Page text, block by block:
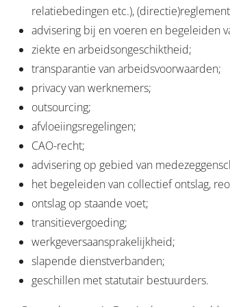
relatiebedingen etc.),
advisering bij en voeren en begeleiden
ziekte en arbeidsongeschiktheid;
transparantie van arbeidsvoorwaarden;
privacy van werknemers;
outsourcing;
afvloeiingsregelingen;
CAO-recht;
advisering op gebied van
het begeleiden van collectief ontslag,
ontslag op staande voet;
transitievergoeding;
werkgeversaansprakelijkheid;
slapende dienstverbanden;
geschillen met statutair bestuurders.